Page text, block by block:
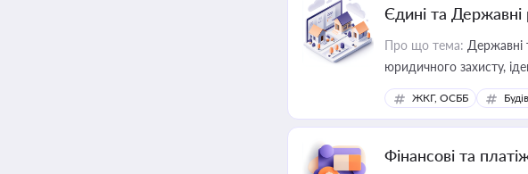
Єдині та Державні
Про що тема: Державні
юридичного захисту,
ЖКГ, ОСББ
Фінансові та